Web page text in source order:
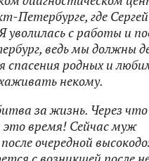
Петербурге, где
уволилась с работы и
ведь мы должны
спасения родных и
некому.
за жизнь. Через
время! Сейчас муж
очередной